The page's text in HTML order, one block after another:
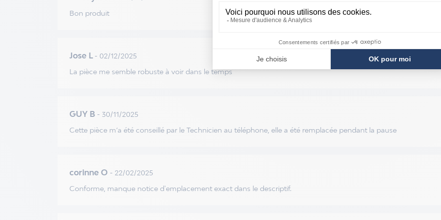
Bon produit
Jose L - 02/12/2025
La pièce me semble robuste à voir dans le temps
GUY B - 30/11/2025
Cette pièce m’a été conseillé par le Technicien au téléphone, elle a été remplacée pendant la pause
corinne O - 22/02/2025
Conforme, manque notice d'emplacement exact dans le descriptif.